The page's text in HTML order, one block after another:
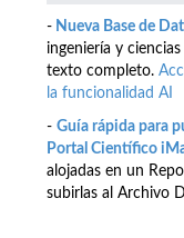
- Nueva Base de
ingeniería y
texto completo.
la funcionalidad AI
- Guía rápida para
Portal Científico
alojadas en un
subirlas al Archivo